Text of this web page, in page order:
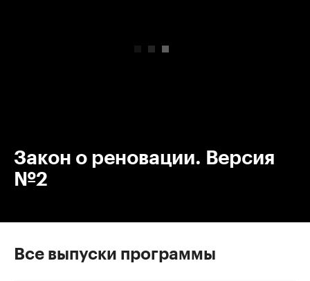
Закон о реновации. Версия
№2
Все выпуски программы